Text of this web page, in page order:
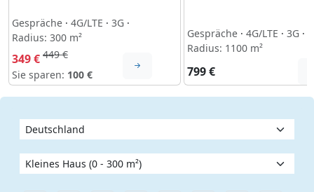
Gespräche · 4G/LTE · 3G ·
Radius: 300 m²
349 € 449 €
Sie sparen: 100 €
Gespräche · 4G/LTE · 3G ·
Radius: 1100 m²
799 €